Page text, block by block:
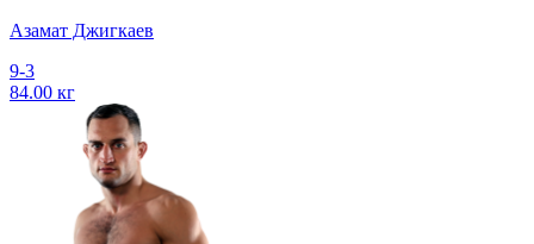
Азамат Джигкаев
9-3
84.00 кг